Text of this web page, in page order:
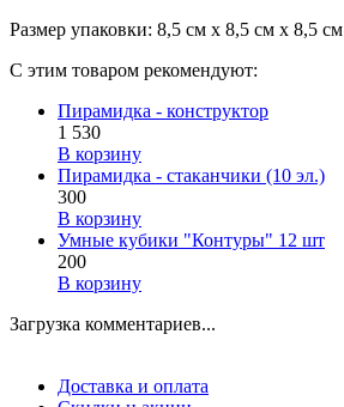
Размер упаковки: 8,5 см х 8,5 см х 8,5 см
С этим товаром рекомендуют:
Пирамидка - конструктор
1 530
В корзину
Пирамидка - стаканчики (10 эл.)
300
В корзину
Умные кубики "Контуры" 12 шт
200
В корзину
Загрузка комментариев...
Доставка и оплата